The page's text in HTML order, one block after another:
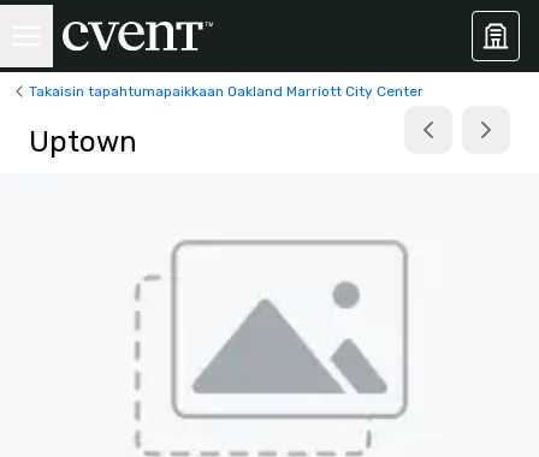
Takaisin tapahtumapaikkaan Oakland Marriott City Center
Uptown